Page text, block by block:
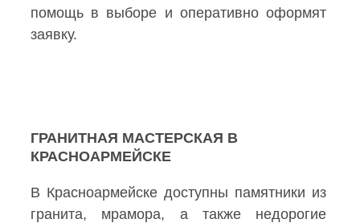
помощь в выборе и оперативно оформят
заявку.
ГРАНИТНАЯ МАСТЕРСКАЯ В
КРАСНОАРМЕЙСКЕ
В Красноармейске доступны памятники из
гранита, мрамора, а также недорогие